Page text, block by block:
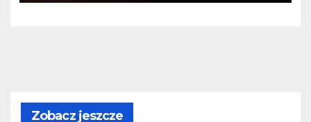
Zobacz jeszcze